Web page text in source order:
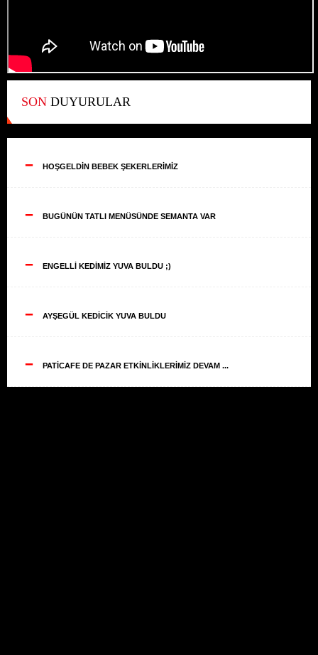
SON DUYURULAR
-- HOŞGELDİN BEBEK ŞEKERLERİMİZ
-- BUGÜNÜN TATLI MENÜSÜNDE SEMANTA VAR
-- ENGELLİ KEDİMİZ YUVA BULDU ;)
-- AYŞEGÜL KEDİCİK YUVA BULDU
-- PATİCAFE DE PAZAR ETKİNLİKLERİMİZ DEVAM ...